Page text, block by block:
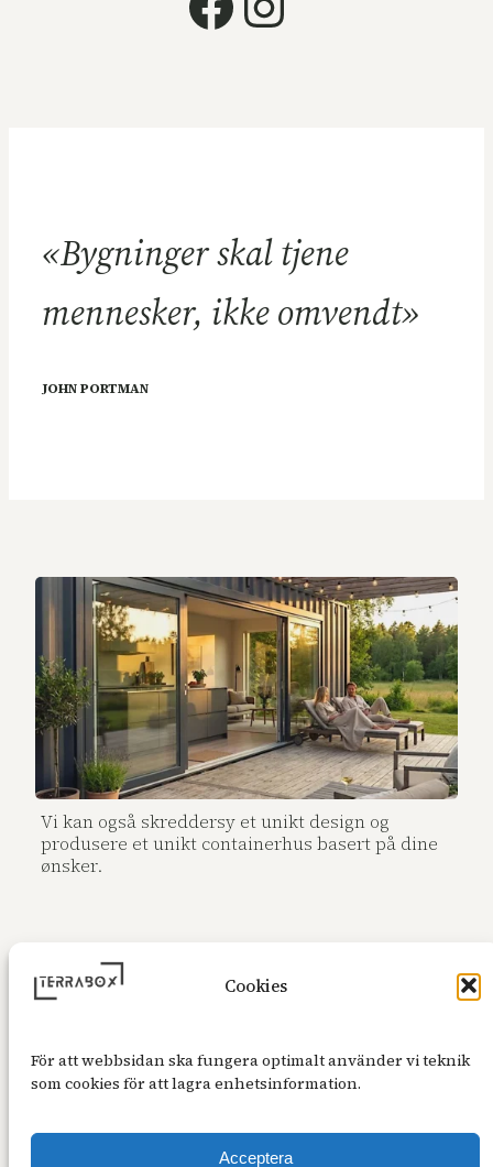
Cookies
För att webbsidan ska fungera optimalt använder vi teknik
som cookies för att lagra enhetsinformation.
Acceptera
«Bygninger skal tjene
mennesker, ikke omvendt»
JOHN PORTMAN
Vi kan også skreddersy et unikt design og
produsere et unikt containerhus basert på dine
ønsker.